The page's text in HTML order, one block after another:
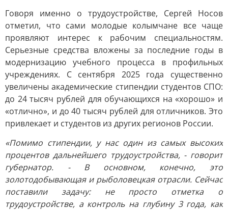
Говоря именно о трудоустройстве, Сергей Носов
отметил, что сами молодые колымчане все чаще
проявляют интерес к рабочим специальностям.
Серьезные средства вложены за последние годы в
модернизацию учебного процесса в профильных
учреждениях. С сентября 2025 года существенно
увеличены академические стипендии студентов СПО:
до 24 тысяч рублей для обучающихся на «хорошо» и
«отлично», и до 40 тысяч рублей для отличников. Это
привлекает и студентов из других регионов России.
«Помимо стипендии, у нас один из самых высоких
процентов дальнейшего трудоустройства, - говорит
губернатор. - В основном, конечно, это
золотодобывающая и рыболовецкая отрасли. Сейчас
поставили задачу: не просто отметка о
трудоустройстве, а контроль на глубину 3 года, как